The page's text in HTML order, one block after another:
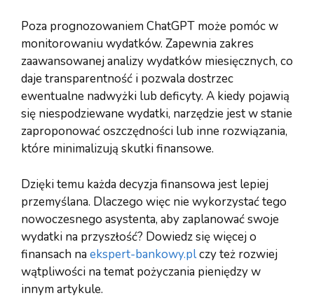
Poza prognozowaniem ChatGPT może pomóc w
monitorowaniu wydatków. Zapewnia zakres
zaawansowanej analizy wydatków miesięcznych, co
daje transparentność i pozwala dostrzec
ewentualne nadwyżki lub deficyty. A kiedy pojawią
się niespodziewane wydatki, narzędzie jest w stanie
zaproponować oszczędności lub inne rozwiązania,
które minimalizują skutki finansowe.
Dzięki temu każda decyzja finansowa jest lepiej
przemyślana. Dlaczego więc nie wykorzystać tego
nowoczesnego asystenta, aby zaplanować swoje
wydatki na przyszłość? Dowiedz się więcej o
finansach na ekspert-bankowy.plczy też rozwiej
wątpliwości na temat pożyczania pieniędzy w
innym artykule.